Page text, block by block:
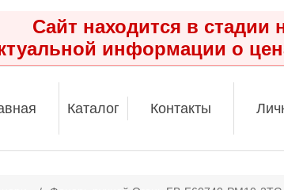
Сайт находится в стадии
информации о
Каталог Контакты